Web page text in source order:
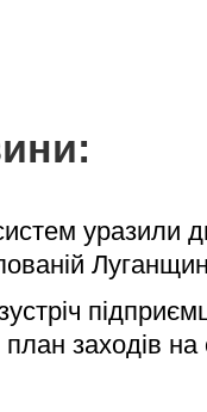
уразили
заходів на